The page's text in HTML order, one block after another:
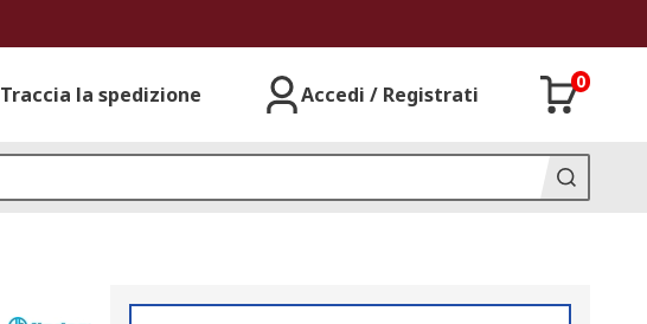
Traccia la spedizione Accedi / Registrati
0